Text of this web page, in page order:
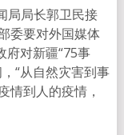
局局长郭卫民接
委要对外国媒体
府对新疆“75事
“从自然灾害到事
情到人的疫情，